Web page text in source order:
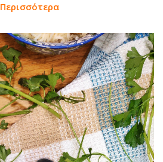
Περισσότερα